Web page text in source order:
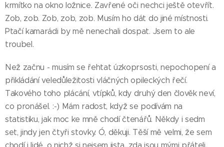
krmítko na okno ložnice. Zavřené oči nechci ještě otevřít.
Zob, zob. Zob, zob, zob. Musím ho dát do jiné místnosti.
Ptačí kamarádi by mě nenechali dospat. Jsem to ale
troubel.
Než začnu - musím se řehtat úzkoprsosti, nepochopení a
přikládání veledůležitosti vláčných opileckých řečí.
Takového toho plácání, vtípků, kdy druhý den člověk neví,
co pronášel. :-) Mám radost, když se podívám na
statistiku, jak moc ke mně chodí čtenářů. Někdy i sedm
set, jindy jen čtyři stovky. Ó, děkuji. Těší mě velmi, že sem